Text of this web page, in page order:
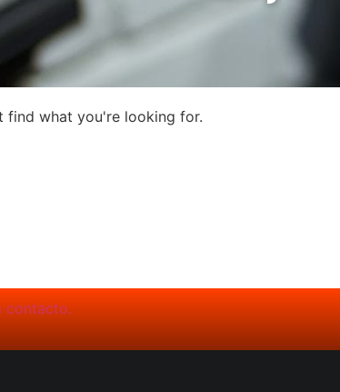
find what you're looking for.